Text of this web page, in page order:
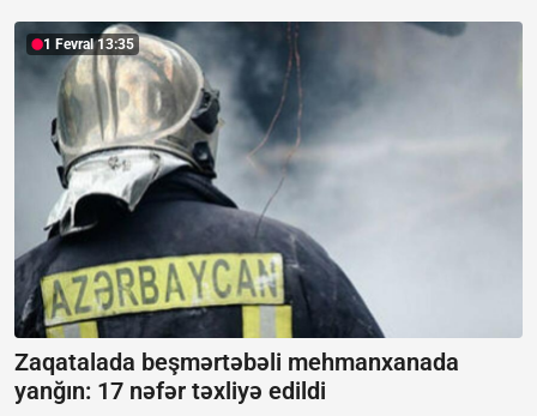
1 Fevral 13:35
Zaqatalada beşmərtəbəli mehmanxanada
yanğın: 17 nəfər təxliyə edildi